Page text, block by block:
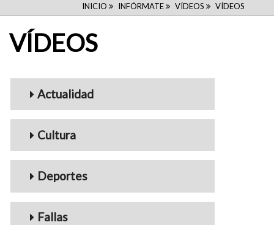
RUTA
DE
NAVEGACIÓN
INICIO INFÓRMATE VÍDEOS VÍDEOS
VÍDEOS
Menu_Videos
Actualidad
Cultura
Deportes
Fallas